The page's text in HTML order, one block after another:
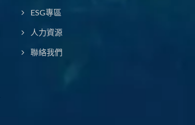
ESG專區
人力資源
聯絡我們